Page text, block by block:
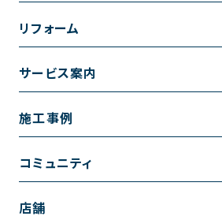
採用情報
リフォーム
トイレのリフォーム
キッチンのリフォーム
リノベーション
サービス案内
サービスの流れ
施工事例
施工事例一覧
コミュニティ
コミュニティ
店舗